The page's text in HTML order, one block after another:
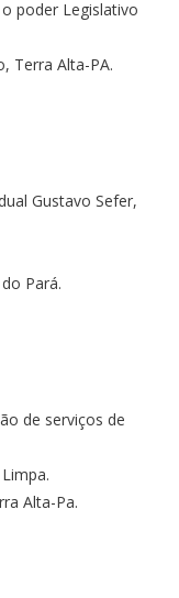
poder Legislativo
Terra Alta-PA.
Gustavo Sefer,
Pará.
de serviços de
Alta-Pa.